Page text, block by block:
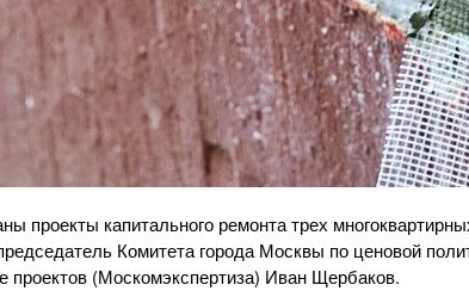
проекты капитального ремонта трех
Комитета города Москвы по ценовой
проектов (Москомэкспертиза) Иван Щербаков.